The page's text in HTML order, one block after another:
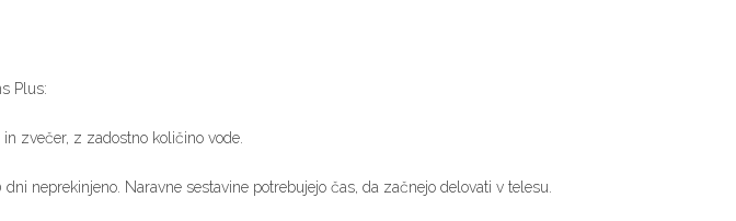
Plus:
zvečer, z zadostno količino vode.
neprekinjeno. Naravne sestavine potrebujejo čas, da začnejo delovati v telesu.